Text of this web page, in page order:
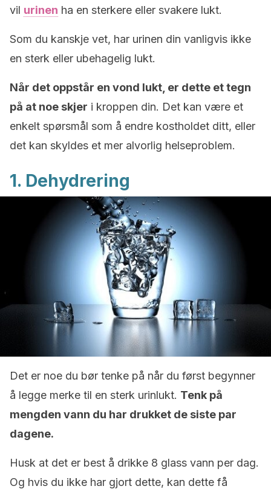
vil urinen ha en sterkere eller svakere lukt.
Som du kanskje vet, har urinen din vanligvis ikke
en sterk eller ubehagelig lukt.
Når det oppstår en vond lukt, er dette et tegn
på at noe skjer i kroppen din. Det kan være et
enkelt spørsmål som å endre kostholdet ditt, eller
det kan skyldes et mer alvorlig helseproblem.
1. Dehydrering
Det er noe du bør tenke på når du først begynner
å legge merke til en sterk urinlukt. Tenk på
mengden vann du har drukket de siste par
dagene.
Husk at det er best å drikke 8 glass vann per dag.
Og hvis du ikke har gjort dette, kan dette få